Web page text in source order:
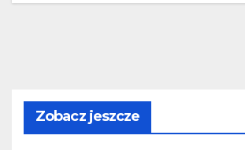
Zobacz jeszcze